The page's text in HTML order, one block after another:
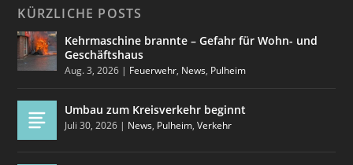
KÜRZLICHE POSTS
Kehrmaschine brannte – Gefahr für Wohn- und
Geschäftshaus
Aug. 3, 2026 | Feuerwehr, News, Pulheim
Umbau zum Kreisverkehr beginnt
Juli 30, 2026 | News, Pulheim,Verkehr